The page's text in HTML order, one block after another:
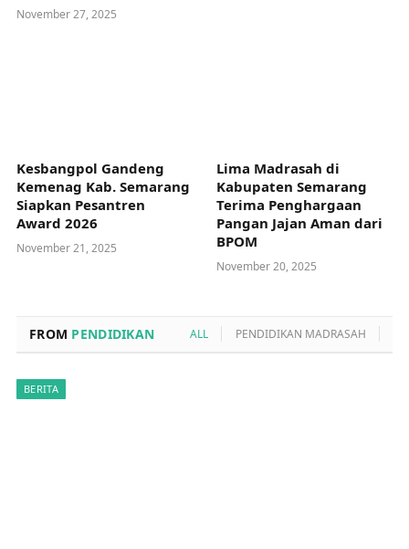
November 27, 2025
Kesbangpol Gandeng
Kemenag Kab. Semarang
Siapkan Pesantren
Award 2026
November 21, 2025
Lima Madrasah di
Kabupaten Semarang
Terima Penghargaan
Pangan Jajan Aman dari
BPOM
November 20, 2025
FROM PENDIDIKAN ALL PENDIDIKAN MADRASAH
BERITA